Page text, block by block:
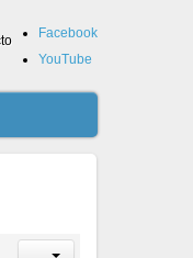
Facebook
YouTube